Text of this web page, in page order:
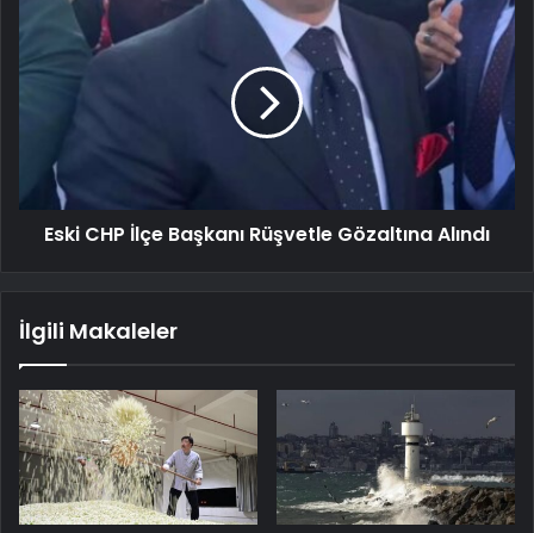
Eski CHP İlçe Başkanı Rüşvetle Gözaltına Alındı
İlgili Makaleler